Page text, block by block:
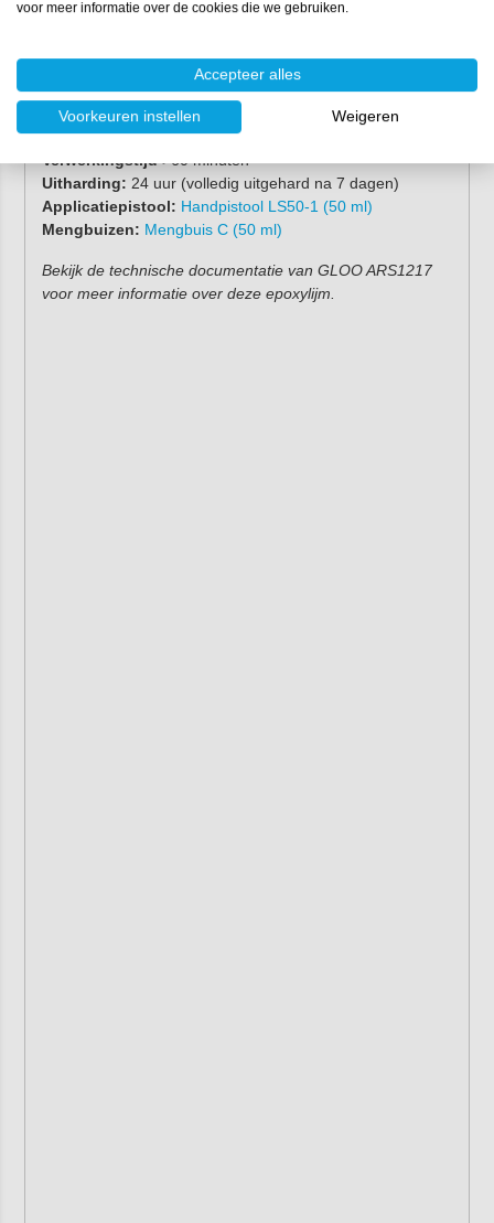
50 ml & 400 ml
Mengverhouding:2:1
Viscositeit:thixotroop
Tg:73°C
Verwerkingstijd>60 minuten
Uitharding: 24 uur (volledig uitgehard na 7 dagen)
Applicatiepistool: Handpistool LS50-1 (50 ml)
Mengbuizen: Mengbuis C (50 ml)
Bekijk de technische documentatie van GLOO ARS1217
voor meer informatie over deze epoxylijm.
voor meer informatie over de cookies die we gebruiken.
Accepteer alles
Voorkeuren instellen Weigeren